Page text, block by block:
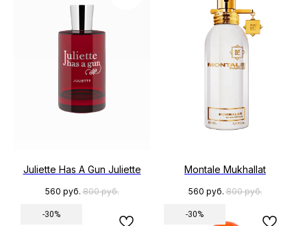
Juliette Has A Gun Juliette
560 руб. 800 руб.
Montale Mukhallat
560 руб. 800 руб.
-30% -30%